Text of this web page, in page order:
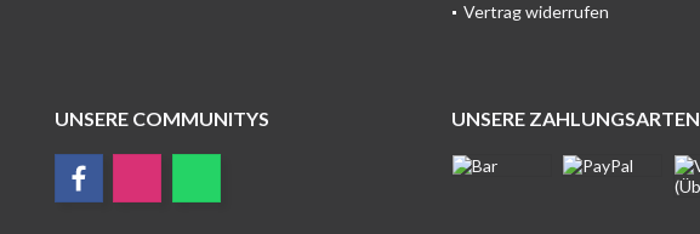
Vertrag widerrufen
UNSERE COMMUNITYS UNSERE ZAHLUNGSARTEN